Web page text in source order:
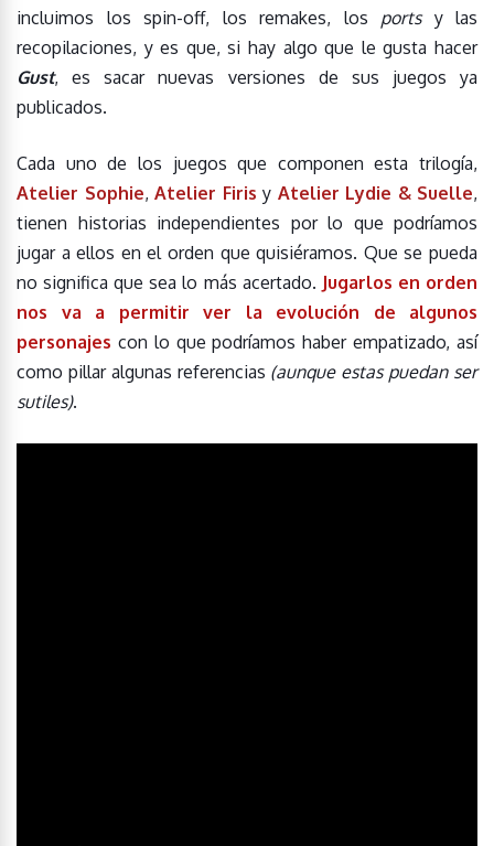
incluimos los spin-off, los remakes, los portsy las
recopilaciones, y es que, si hay algo que le gusta hacer
Gust, es sacar nuevas versiones de sus juegos ya
publicados.
Cada uno de los juegos que componen esta trilogía,
Atelier Sophie, Atelier Firis y Atelier Lydie & Suelle,
tienen historias independientes por lo que podríamos
jugar a ellos en el orden que quisiéramos. Que se pueda
no significa que sea lo más acertado. Jugarlos en orden
nos va a permitir ver la evolución de algunos
personajes con lo que podríamos haber empatizado, así
como pillar algunas referencias (aunque estas puedan ser
sutiles).